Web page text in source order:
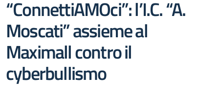
“ConnettiAMOci”: l’I.C. “A.
Moscati” assieme al
Maximall contro il
cyberbullismo